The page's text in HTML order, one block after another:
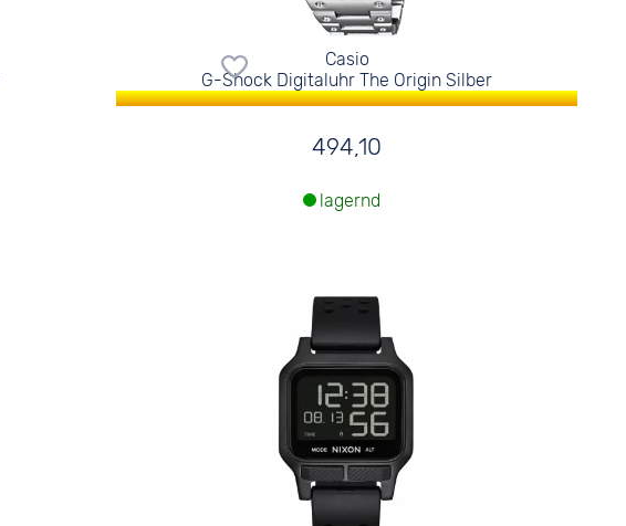
Casio
G-Shock Digitaluhr The Origin Silber
494,10
lagernd